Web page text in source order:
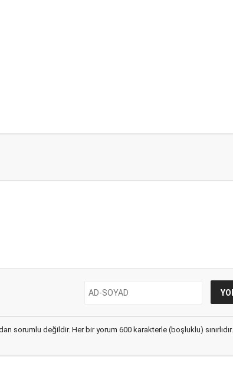
sorumlu değildir. Her bir yorum 600 karakterle (boşluklu) sınırlıdır.